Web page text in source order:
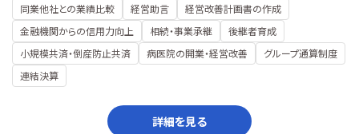
同業他社との業績比較
経営助言
経営改善計画書の作成
金融機関からの信用力向上
相続・事業承継
後継者育成
小規模共済・倒産防止共済
病医院の開業・経営改善
グループ通算制度
連結決算
詳細を見る